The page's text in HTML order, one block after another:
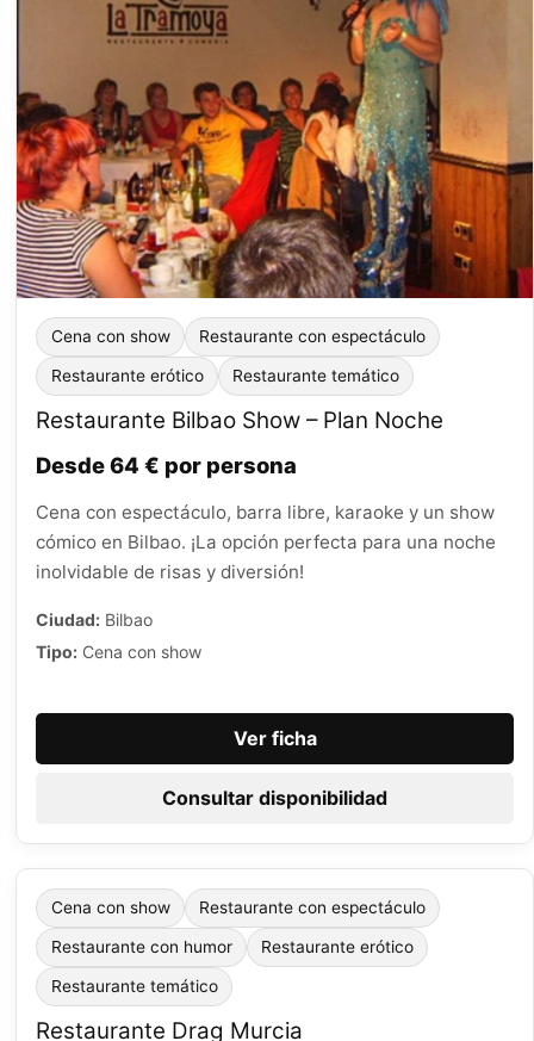
Cena con show Restaurante con espectáculo
Restaurante erótico Restaurante temático
Restaurante Bilbao Show – Plan Noche
Desde 64 € por persona
Cena con espectáculo, barra libre, karaoke y un show
cómico en Bilbao. ¡La opción perfecta para una noche
inolvidable de risas y diversión!
Ciudad: Bilbao
Tipo: Cena con show
Ver ficha
Consultar disponibilidad
Cena con show Restaurante con espectáculo
Restaurante con humor Restaurante erótico
Restaurante temático
Restaurante Drag Murcia